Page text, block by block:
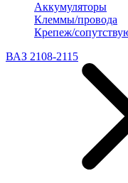
Аккумуляторы
Клеммы/провода
Крепеж/
ВАЗ 2108-2115